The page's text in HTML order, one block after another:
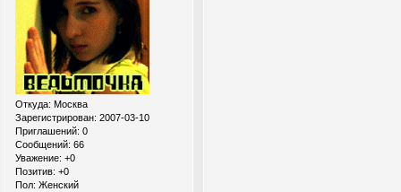
Откуда: Москва
Зарегистрирован: 2007-03-10
Приглашений: 0
Сообщений: 66
Уважение: +0
Позитив: +0
Пол: Женский